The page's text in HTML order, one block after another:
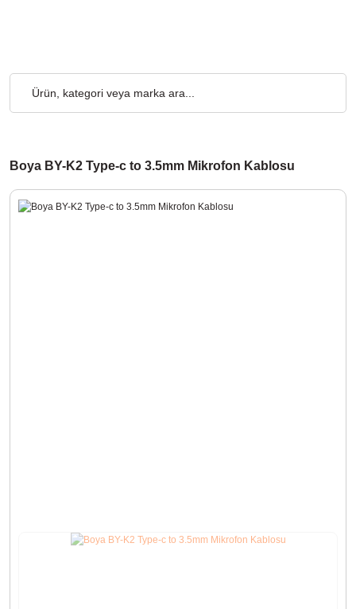
Boya BY-K2 Type-c to 3.5mm Mikrofon Kablosu